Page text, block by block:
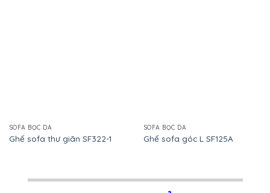
SOFA BỌC DA
Ghế sofa thư giãn SF322-1
SOFA BỌC DA
Ghế sofa góc L SF125A